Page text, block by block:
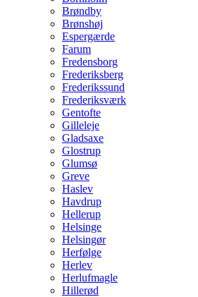
Brøndby
Brønshøj
Espergærde
Farum
Fredensborg
Frederiksberg
Frederikssund
Frederiksværk
Gentofte
Gilleleje
Gladsaxe
Glostrup
Glumsø
Greve
Haslev
Havdrup
Hellerup
Helsinge
Helsingør
Herfølge
Herlev
Herlufmagle
Hillerød